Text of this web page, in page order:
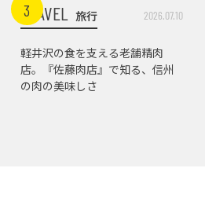
3
TRAVEL 旅行 2026.07.10
軽井沢の食を支える老舗精肉
店。『佐藤肉店』で知る、信州
の肉の美味しさ